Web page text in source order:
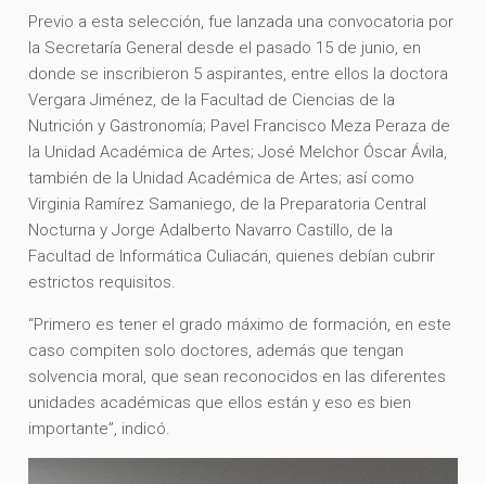
Previo a esta selección, fue lanzada una convocatoria por
la Secretaría General desde el pasado 15 de junio, en
donde se inscribieron 5 aspirantes, entre ellos la doctora
Vergara Jiménez, de la Facultad de Ciencias de la
Nutrición y Gastronomía; Pavel Francisco Meza Peraza de
la Unidad Académica de Artes; José Melchor Óscar Ávila,
también de la Unidad Académica de Artes; así como
Virginia Ramírez Samaniego, de la Preparatoria Central
Nocturna y Jorge Adalberto Navarro Castillo, de la
Facultad de Informática Culiacán, quienes debían cubrir
estrictos requisitos.
“Primero es tener el grado máximo de formación, en este
caso compiten solo doctores, además que tengan
solvencia moral, que sean reconocidos en las diferentes
unidades académicas que ellos están y eso es bien
importante”, indicó.